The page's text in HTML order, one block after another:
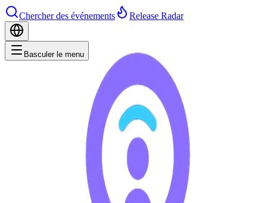
Chercher des événements Release Radar
Basculer le menu